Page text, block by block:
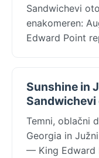
Sandwichevi
enakomeren:
Edward Point
Sunshine in
Temni, oblačni
Georgia in
— King Edward